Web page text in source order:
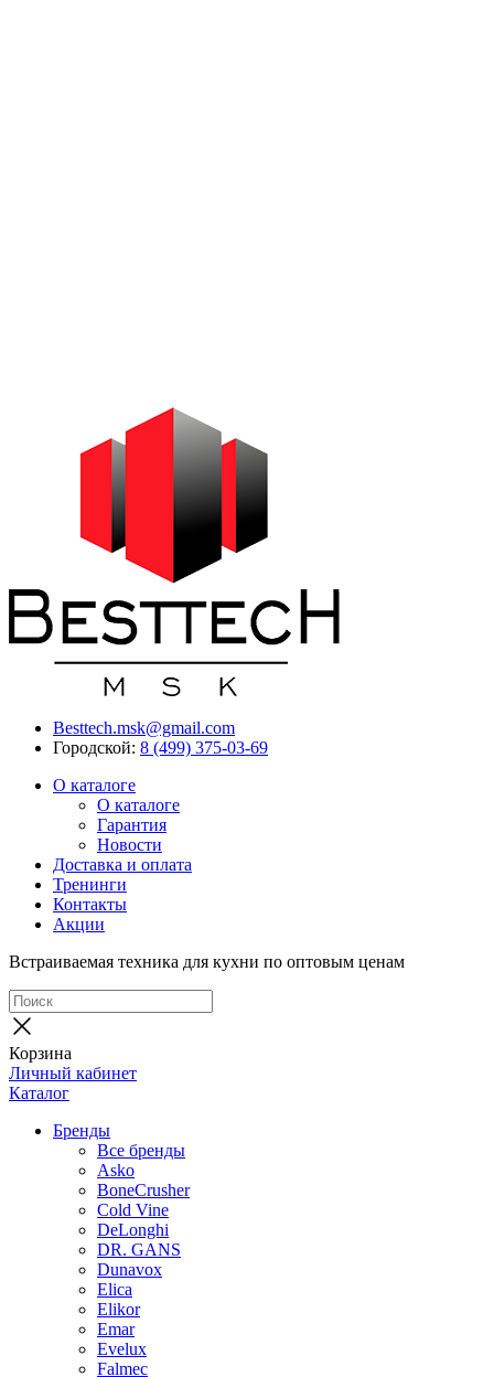
Besttech.msk@gmail.com
Городской: 8 (499) 375-03-69
О каталоге
О каталоге
Гарантия
Новости
Доставка и оплата
Тренинги
Контакты
Акции
Встраиваемая техника для кухни по оптовым ценам
Корзина
Личный кабинет
Каталог
Бренды
Все бренды
Asko
BoneCrusher
Cold Vine
DeLonghi
DR. GANS
Dunavox
Elica
Elikor
Emar
Evelux
Falmec